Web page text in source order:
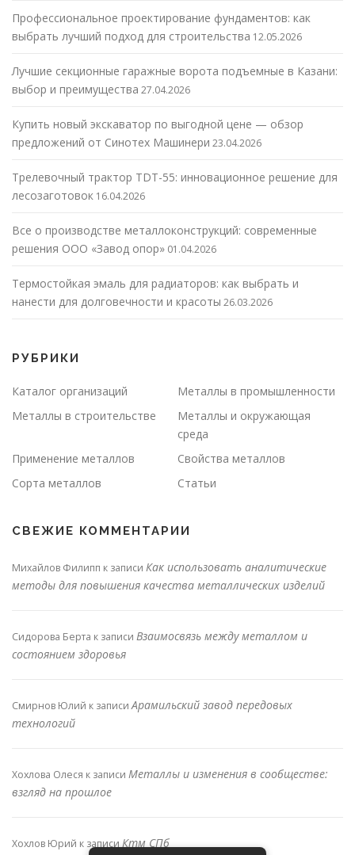
Профессиональное проектирование фундаментов: как
выбрать лучший подход для строительства 12.05.2026
Лучшие секционные гаражные ворота подъемные в Казани:
выбор и преимущества 27.04.2026
Купить новый экскаватор по выгодной цене — обзор
предложений от Синотех Машинери 23.04.2026
Трелевочный трактор TDT-55: инновационное решение для
лесозаготовок 16.04.2026
Все о производстве металлоконструкций: современные
решения ООО «Завод опор» 01.04.2026
Термостойкая эмаль для радиаторов: как выбрать и
нанести для долговечности и красоты 26.03.2026
РУБРИКИ
Каталог организаций
Металлы в промышленности
Металлы в строительстве
Металлы и окружающая
среда
Применение металлов
Свойства металлов
Сорта металлов
Статьи
СВЕЖИЕ КОММЕНТАРИИ
Михайлов Филипп к записи Как использовать аналитические
методы для повышения качества металлических изделий
Сидорова Берта к записи Взаимосвязь между металлом и
состоянием здоровья
Смирнов Юлий к записиАрамильский завод передовых
технологий
Хохлова Олеся к записи Металлы и изменения в сообществе:
взгляд на прошлое
Хохлов Юрий к записи Ктм СПб